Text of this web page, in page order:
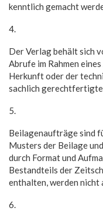
kenntlich gemacht
4.
Der Verlag behält sich
Abrufe im Rahmen
Herkunft oder der
sachlich
5.
Beilagenaufträge sind
Musters der Beilage
durch Format und
Bestandteils der
enthalten, werden nicht
6.